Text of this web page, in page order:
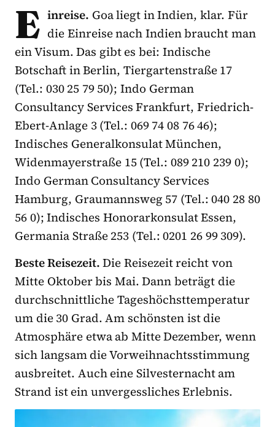
E inreise. Goa liegt in Indien, klar. Für
die Einreise nach Indien braucht man
ein Visum. Das gibt es bei: Indische
Botschaft in Berlin, Tiergartenstraße 17
(Tel.: 030 25 79 50); Indo German
Consultancy Services Frankfurt, Friedrich-
Ebert-Anlage 3 (Tel.: 069 74 08 76 46);
Indisches Generalkonsulat München,
Widenmayerstraße 15 (Tel.: 089 210 239 0);
Indo German Consultancy Services
Hamburg, Graumannsweg 57 (Tel.: 040 28 80
56 0); Indisches Honorarkonsulat Essen,
Germania Straße 253 (Tel.: 0201 26 99 309).
Beste Reisezeit.Die Reisezeit reicht von
Mitte Oktober bis Mai. Dann beträgt die
durchschnittliche Tageshöchsttemperatur
um die 30 Grad. Am schönsten ist die
Atmosphäre etwa ab Mitte Dezember, wenn
sich langsam die Vorweihnachtsstimmung
ausbreitet. Auch eine Silvesternacht am
Strand ist ein unvergessliches Erlebnis.